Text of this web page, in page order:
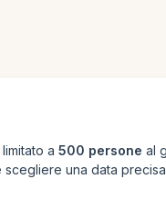
a 500 persone al
una data